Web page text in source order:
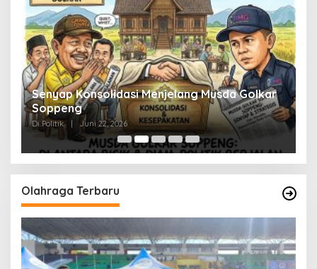
Senyap Konsolidasi Menjelang Musda Golkar
Soppeng
Di Politik | Juni 22, 2026
Olahraga Terbaru